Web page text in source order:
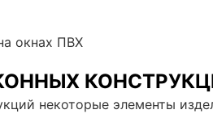
некоторые элементы